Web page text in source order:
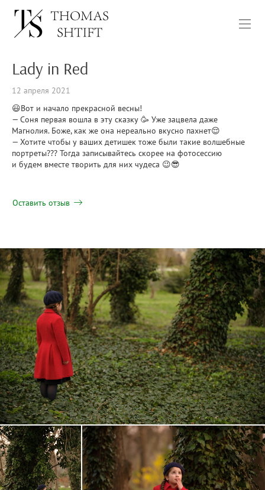
Lady in Red
12 апреля 2021
😃Вот и начало прекрасной весны!
— Соня первая вошла в эту сказку 🥳 Уже зацвела даже
Магнолия. Боже, как же она нереально вкусно пахнет😌
— Хотите чтобы у ваших детишек тоже были такие волшебные
портреты??? Тогда записывайтесь скорее на фотосессию
и будем вместе творить для них чудеса 😉😎
Оставить отзыв